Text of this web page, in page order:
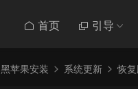
首页 引导
黑苹果安装 系统更新 恢